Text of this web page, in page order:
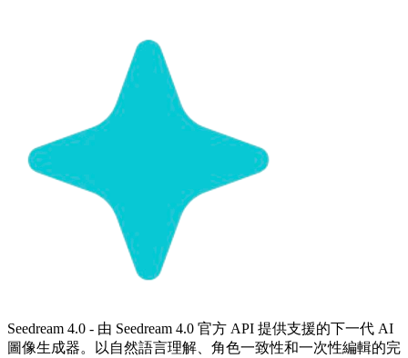
Seedream 4.0 - 由 Seedream 4.0 官方 API 提供支援的下一代 AI
圖像生成器。以自然語言理解、角色一致性和一次性編輯的完